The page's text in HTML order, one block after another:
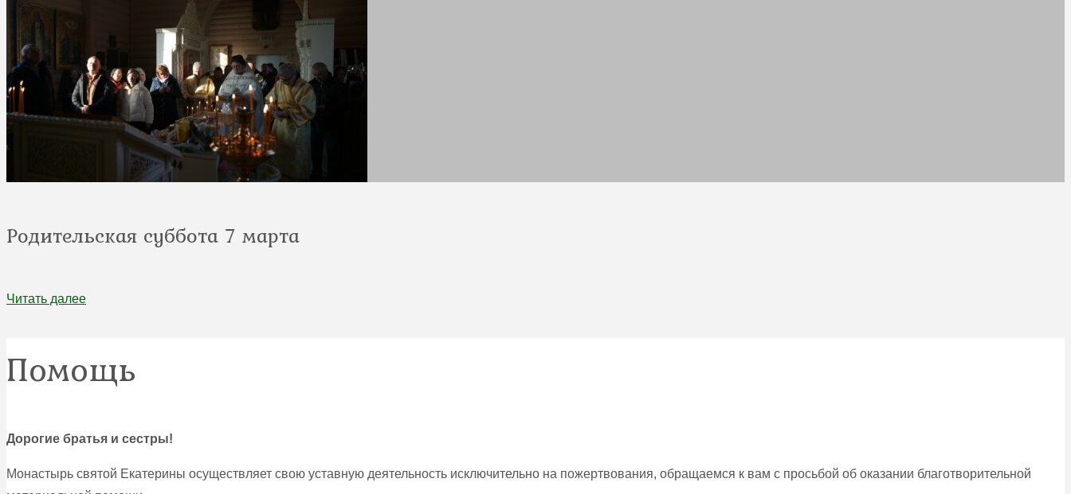
Родительская суббота 7 марта
Читать далее
Помощь
Дорогие братья и сестры!
Монастырь святой Екатерины осуществляет свою уставную деятельность исключительно на пожертвования, обращаемся к вам с просьбой об оказании благотворительной